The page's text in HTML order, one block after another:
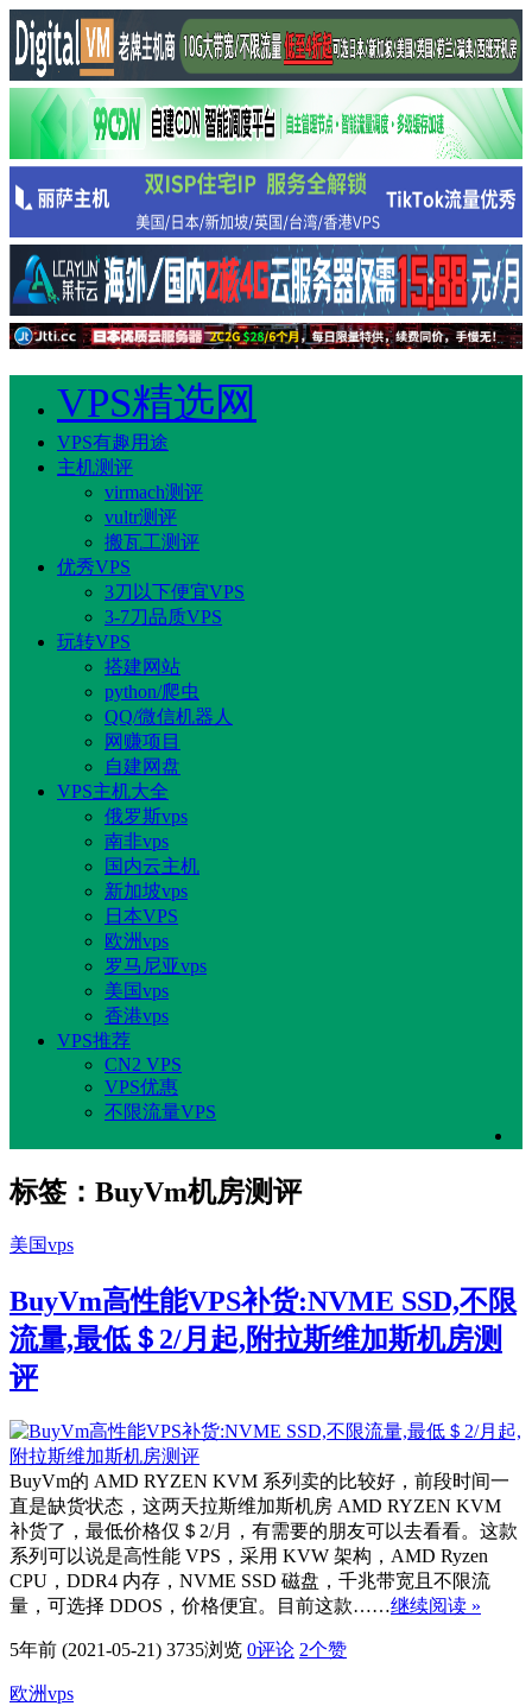
VPS精选网
VPS有趣用途
主机测评
virmach测评
vultr测评
搬瓦工测评
优秀VPS
3刀以下便宜VPS
3-7刀品质VPS
玩转VPS
搭建网站
python/爬虫
QQ/微信机器人
网赚项目
自建网盘
VPS主机大全
俄罗斯vps
南非vps
国内云主机
新加坡vps
日本VPS
欧洲vps
罗马尼亚vps
美国vps
香港vps
VPS推荐
CN2 VPS
VPS优惠
不限流量VPS
标签：BuyVm机房测评
美国vps
BuyVm高性能VPS补货:NVME SSD,不限
流量,最低＄2/月起,附拉斯维加斯机房测
评
BuyVm的 AMD RYZEN KVM 系列卖的比较好，前段时间一
直是缺货状态，这两天拉斯维加斯机房 AMD RYZEN KVM
补货了，最低价格仅＄2/月，有需要的朋友可以去看看。这款
系列可以说是高性能 VPS，采用 KVW 架构，AMD Ryzen
CPU，DDR4 内存，NVME SSD 磁盘，千兆带宽且不限流
量，可选择 DDOS，价格便宜。目前这款……继续阅读 »
5年前 (2021-05-21) 3735浏览 0评论 2个赞
欧洲vps